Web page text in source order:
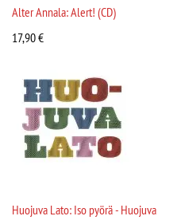
Alter Annala: Alert! (CD)
17,90€
Huojuva Lato: Iso pyörä - Huojuva